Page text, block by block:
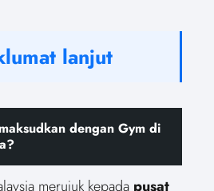
lanjut
dengan Gym di
merujuk kepada pusat